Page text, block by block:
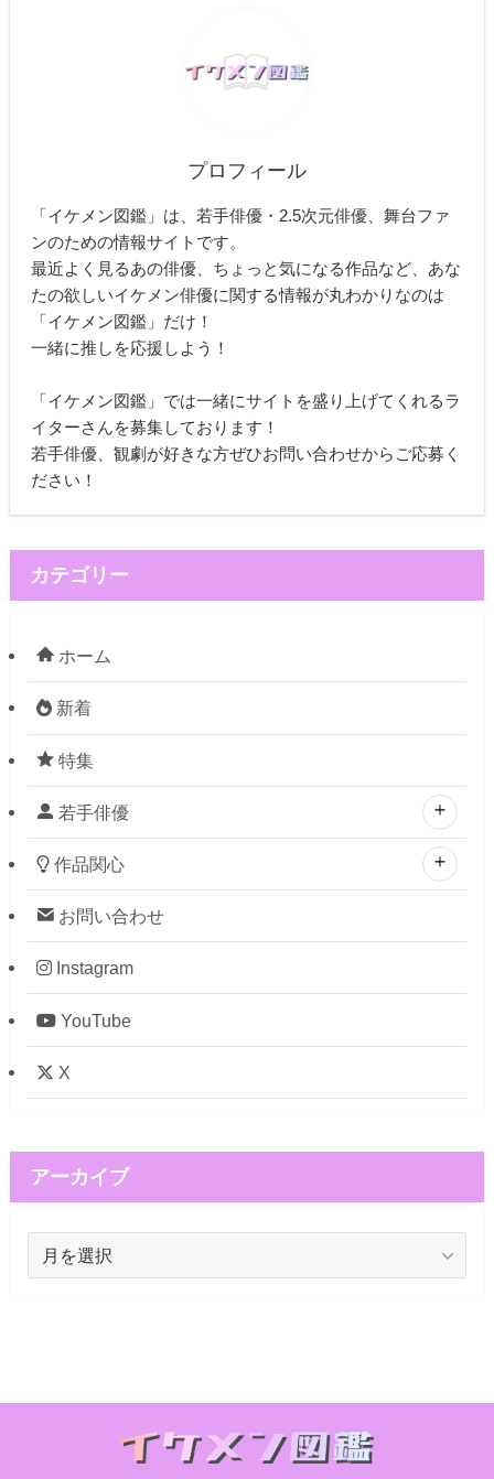
プロフィール
「イケメン図鑑」は、若手俳優・2.5次元俳優、舞台ファ
ンのための情報サイトです。
最近よく見るあの俳優、ちょっと気になる作品など、あな
たの欲しいイケメン俳優に関する情報が丸わかりなのは
「イケメン図鑑」だけ！
一緒に推しを応援しよう！
「イケメン図鑑」では一緒にサイトを盛り上げてくれるラ
イターさんを募集しております！
若手俳優、観劇が好きな方ぜひお問い合わせからご応募く
ださい！
カテゴリー
ホーム
新着
特集
若手俳優
作品関心
お問い合わせ
Instagram
YouTube
X
アーカイブ